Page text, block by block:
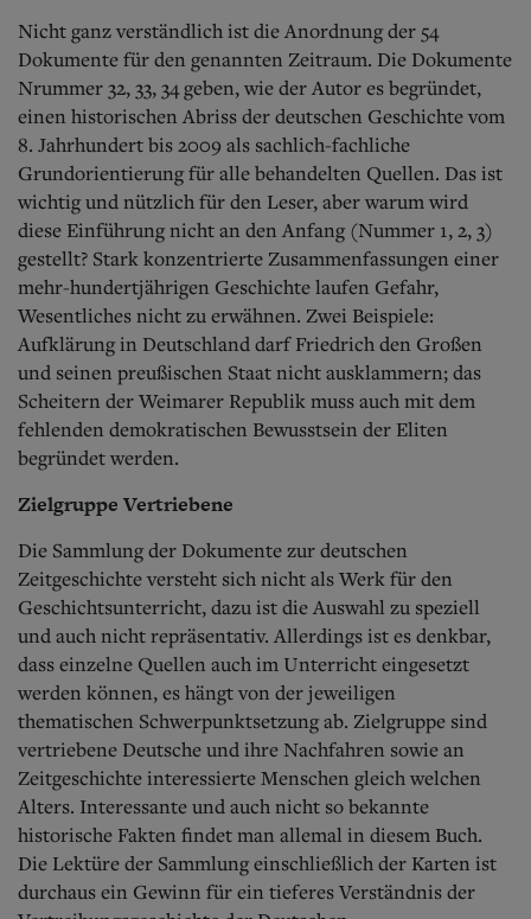
Nicht ganz verständlich ist die Anordnung der 54
Dokumente für den genannten Zeitraum. Die Dokumente
Nrummer 32, 33, 34 geben, wie der Autor es begründet,
einen historischen Abriss der deutschen Geschichte vom
8. Jahrhundert bis 2009 als sachlich-fachliche
Grundorientierung für alle behandelten Quellen. Das ist
wichtig und nützlich für den Leser, aber warum wird
diese Einführung nicht an den Anfang (Nummer 1, 2, 3)
gestellt? Stark konzentrierte Zusammenfassungen einer
mehr-hundertjährigen Geschichte laufen Gefahr,
Wesentliches nicht zu erwähnen. Zwei Beispiele:
Aufklärung in Deutschland darf Friedrich den Großen
und seinen preußischen Staat nicht ausklammern; das
Scheitern der Weimarer Republik muss auch mit dem
fehlenden demokratischen Bewusstsein der Eliten
begründet werden.
Zielgruppe Vertriebene
Die Sammlung der Dokumente zur deutschen
Zeitgeschichte versteht sich nicht als Werk für den
Geschichtsunterricht, dazu ist die Auswahl zu speziell
und auch nicht repräsentativ. Allerdings ist es denkbar,
dass einzelne Quellen auch im Unterricht eingesetzt
werden können, es hängt von der jeweiligen
thematischen Schwerpunktsetzung ab. Zielgruppe sind
vertriebene Deutsche und ihre Nachfahren sowie an
Zeitgeschichte interessierte Menschen gleich welchen
Alters. Interessante und auch nicht so bekannte
historische Fakten findet man allemal in diesem Buch.
Die Lektüre der Sammlung einschließlich der Karten ist
durchaus ein Gewinn für ein tieferes Verständnis der